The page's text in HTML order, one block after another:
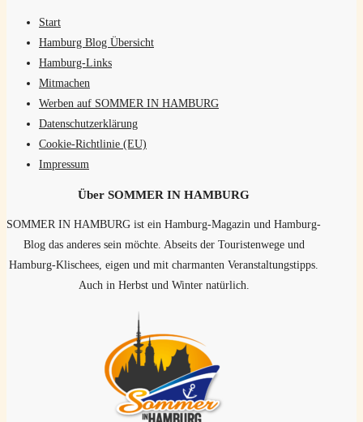
Start
Hamburg Blog Übersicht
Hamburg-Links
Mitmachen
Werben auf SOMMER IN HAMBURG
Datenschutzerklärung
Cookie-Richtlinie (EU)
Impressum
Über SOMMER IN HAMBURG
SOMMER IN HAMBURG ist ein Hamburg-Magazin und Hamburg-
Blog das anderes sein möchte. Abseits der Touristenwege und
Hamburg-Klischees, eigen und mit charmanten Veranstaltungstipps.
Auch in Herbst und Winter natürlich.